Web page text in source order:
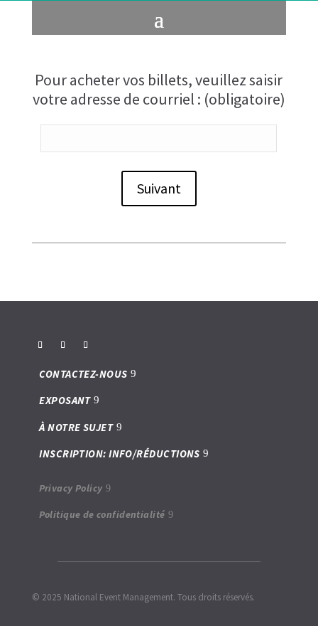
Pour acheter vos billets, veuillez saisir
votre adresse de courriel : (obligatoire)
Suivant
CONTACTEZ-NOUS
EXPOSANT
À NOTRE SUJET
INSCRIPTION: INFO/RÉDUCTIONS
Privacy Policy
Politique de confidentialité
© 2025 National Event Management. Tous droits réservés.